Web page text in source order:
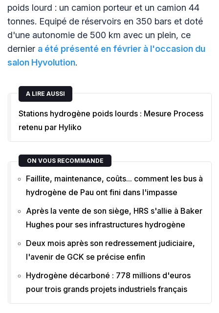
poids lourd : un camion porteur et un camion 44
tonnes. Equipé de réservoirs en 350 bars et doté
d'une autonomie de 500 km avec un plein, ce
dernier a été présenté en février à l'occasion du
salon Hyvolution.
A LIRE AUSSI
Stations hydrogène poids lourds : Mesure Process
retenu par Hyliko
ON VOUS RECOMMANDE
Faillite, maintenance, coûts... comment les bus à
hydrogène de Pau ont fini dans l'impasse
Après la vente de son siège, HRS s'allie à Baker
Hughes pour ses infrastructures hydrogène
Deux mois après son redressement judiciaire,
l'avenir de GCK se précise enfin
Hydrogène décarboné : 778 millions d'euros
pour trois grands projets industriels français